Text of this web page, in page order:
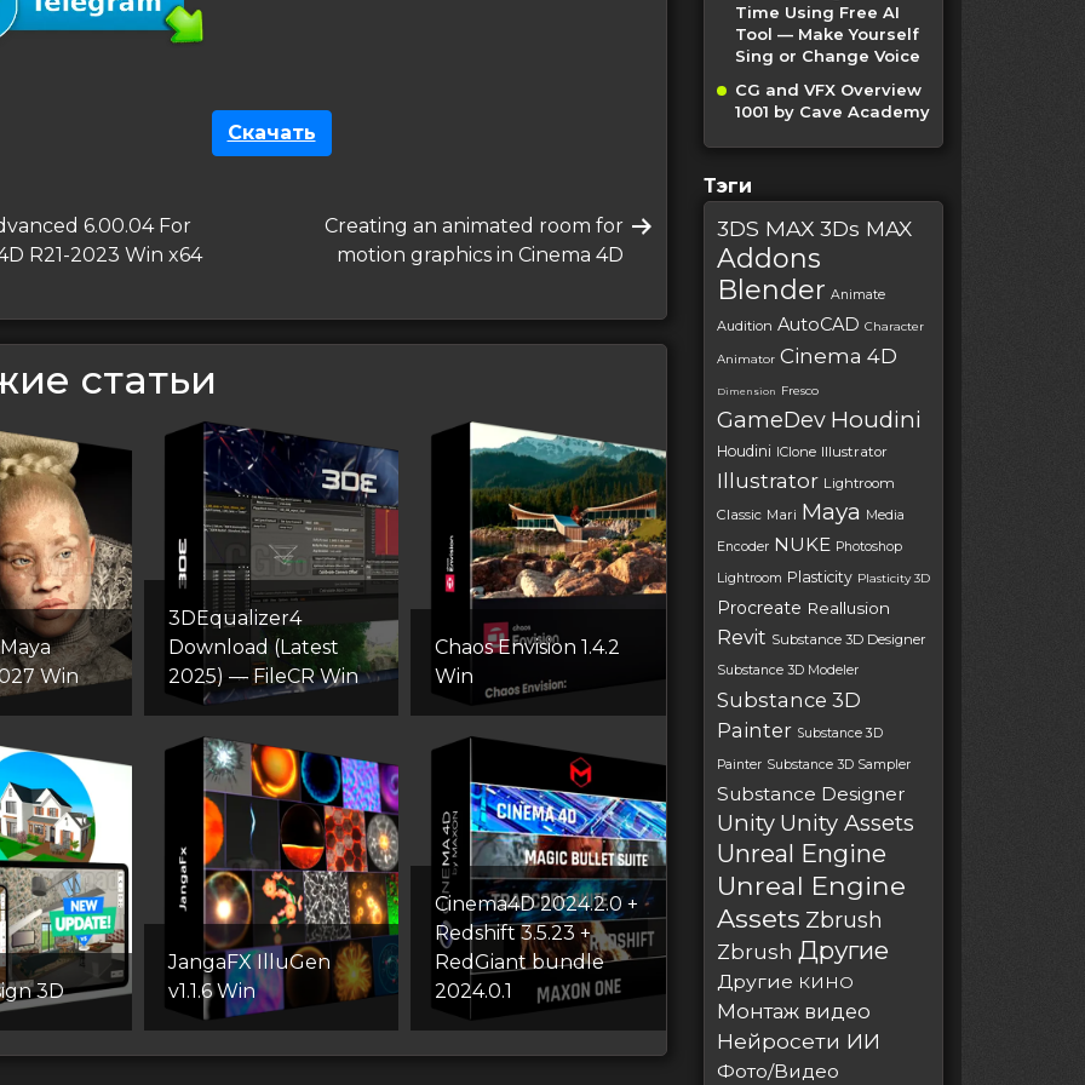
Скачать
6.00.04 For
R21-2023 Win x64
Следующая
запись
Creating an animated room for
motion graphics in Cinema 4D
статьи
Win
3DEqualizer4
Download (Latest
2025) — FileCR Win
Chaos Envision 1.4.2
Win
3D
JangaFX IlluGen
v1.1.6 Win
Cinema4D 2024.2.0 +
Redshift 3.5.23 +
RedGiant bundle
2024.0.1
Time Using Free AI
Tool — Make Yourself
Sing or Change Voice
CG and VFX Overview
1001 by Cave Academy
Тэги
3DS MAX 3Ds MAX
Addons
Blender Animate
Audition AutoCAD Character
Animator Cinema 4D
Dimension Fresco
GameDev Houdini
Houdini IClone Illustrator
Illustrator Lightroom
Classic Mari Maya
Media
Encoder NUKE Photoshop
Lightroom Plasticity Plasticity 3D
Procreate Reallusion
Revit Substance 3D Designer
Substance 3D Modeler
Substance 3D
Painter Substance 3D
Painter Substance 3D Sampler
Substance Designer
Unity Unity Assets
Unreal Engine
Unreal Engine
Assets Zbrush
Zbrush Другие
Другие КИНО
Монтаж видео
Нейросети ИИ
Фото/Видео